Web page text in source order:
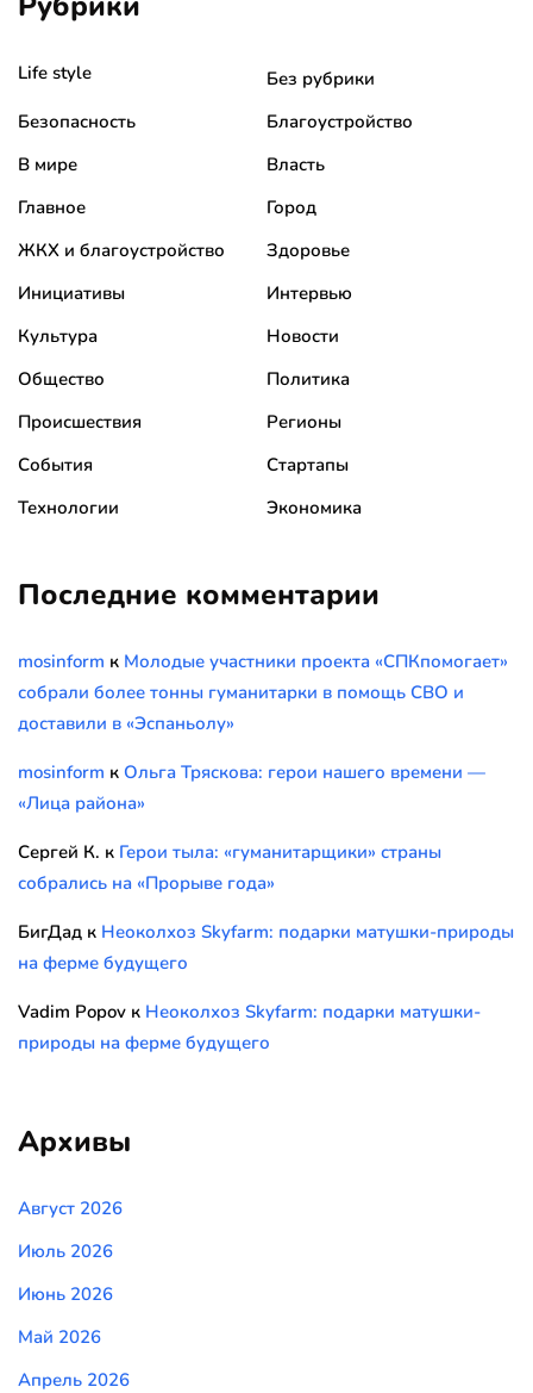
Life style
Без рубрики
Безопасность
Благоустройство
В мире
Власть
Главное
Город
ЖКХ и благоустройство
Здоровье
Инициативы
Интервью
Культура
Новости
Общество
Политика
Происшествия
Регионы
События
Стартапы
Технологии
Экономика
Последние комментарии
mosinform к Молодые участники проекта «СПКпомогает»
собрали более тонны гуманитарки в помощь СВО и
доставили в «Эспаньолу»
mosinform к Ольга Тряскова: герои нашего времени —
«Лица района»
Сергей К. к Герои тыла: «гуманитарщики» страны
собрались на «Прорыве года»
БигДад к Неоколхоз Skyfarm: подарки матушки-природы
на ферме будущего
Vadim Popov к Неоколхоз Skyfarm: подарки матушки-
природы на ферме будущего
Архивы
Август 2026
Июль 2026
Июнь 2026
Май 2026
Апрель 2026